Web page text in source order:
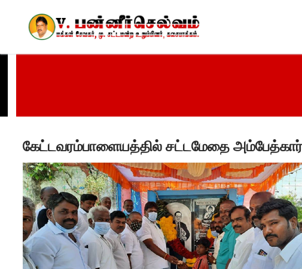
கேட்டவரம்பாளையத்தில் சட்டமேதை அம்பேத்கார்